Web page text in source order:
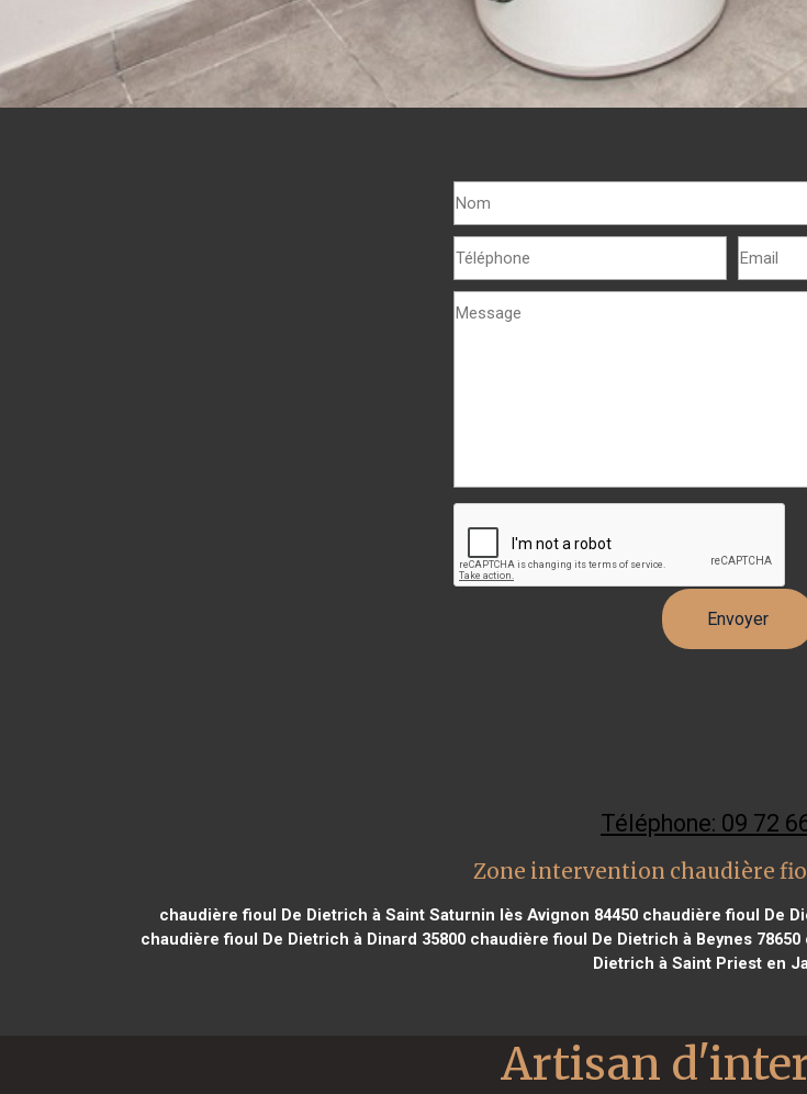
Téléphone: 09 72
Zone intervention chaudière
chaudière fioul De Dietrich à Saint Saturnin lès Avignon 84450chaudière fioul De
chaudière fioul De Dietrich à Dinard 35800chaudière fioul De Dietrich à Beynes 78650
Dietrich à Saint Priest en
Artisan